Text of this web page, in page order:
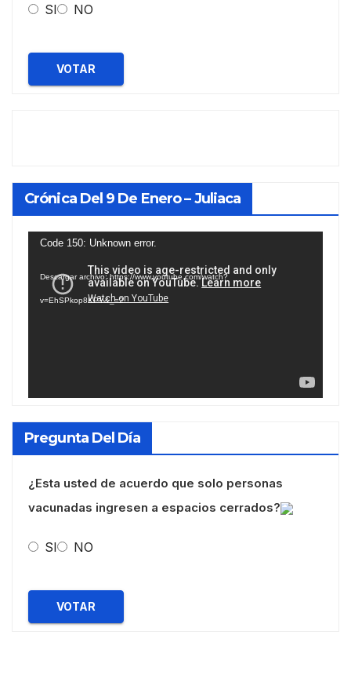
SI NO
VOTAR
Crónica Del 9 De Enero – Juliaca
Reproductor
vídeo
Code 150: Unknown error.
Descargar archivo: https://www.youtube.com/watch?
v=EhSPkop8KPY&_=2
Pregunta Del Día
¿Esta usted de acuerdo que solo personas
vacunadas ingresen a espacios cerrados?
SI NO
VOTAR